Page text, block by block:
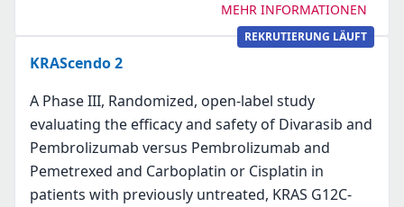
MEHR INFORMATIONEN
REKRUTIERUNG LÄUFT
KRAScendo 2
A Phase III, Randomized, open-label study
evaluating the efficacy and safety of Divarasib and
Pembrolizumab versus Pembrolizumab and
Pemetrexed and Carboplatin or Cisplatin in
patients with previously untreated, KRAS G12C-